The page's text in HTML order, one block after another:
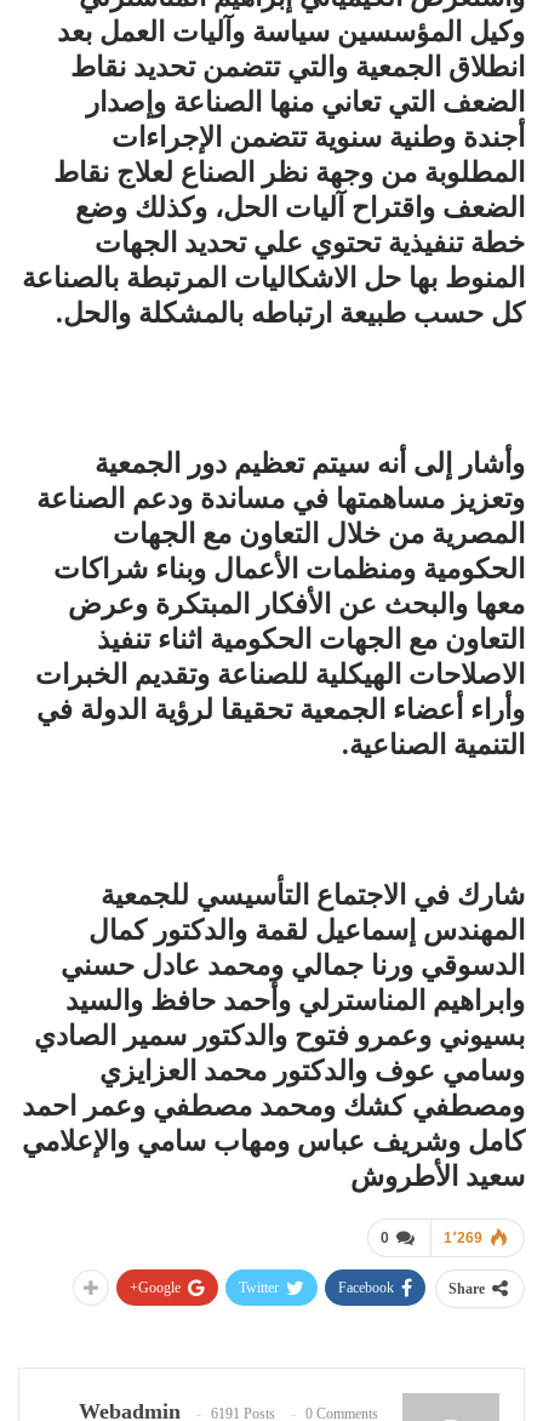
وكيل المؤسسين سياسة وآليات العمل بعد
انطلاق الجمعية والتي تتضمن تحديد نقاط
الضعف التي تعاني منها الصناعة وإصدار
أجندة وطنية سنوية تتضمن الإجراءات
المطلوبة من وجهة نظر الصناع لعلاج نقاط
الضعف واقتراح آليات الحل، وكذلك وضع
خطة تنفيذية تحتوي علي تحديد الجهات
المنوط بها حل الاشكاليات المرتبطة بالصناعة
كل حسب طبيعة ارتباطه بالمشكلة والحل.
وأشار إلى أنه سيتم تعظيم دور الجمعية
وتعزيز مساهمتها في مساندة ودعم الصناعة
المصرية من خلال التعاون مع الجهات
الحكومية ومنظمات الأعمال وبناء شراكات
معها والبحث عن الأفكار المبتكرة وعرض
التعاون مع الجهات الحكومية اثناء تنفيذ
الاصلاحات الهيكلية للصناعة وتقديم الخبرات
وأراء أعضاء الجمعية تحقيقا لرؤية الدولة في
التنمية الصناعية.
شارك في الاجتماع التأسيسي للجمعية
المهندس إسماعيل لقمة والدكتور كمال
الدسوقي ورنا جمالي ومحمد عادل حسني
وابراهيم المناسترلي وأحمد حافظ والسيد
بسيوني وعمرو فتوح والدكتور سمير الصادي
وسامي عوف والدكتور محمد العزايزي
ومصطفي كشك ومحمد مصطفي وعمر احمد
كامل وشريف عباس ومهاب سامي والإعلامي
سعيد الأطروش
0 1٬269
Share
Facebook
Twitter
Google+
Webadmin 6191 Posts 0 Comments